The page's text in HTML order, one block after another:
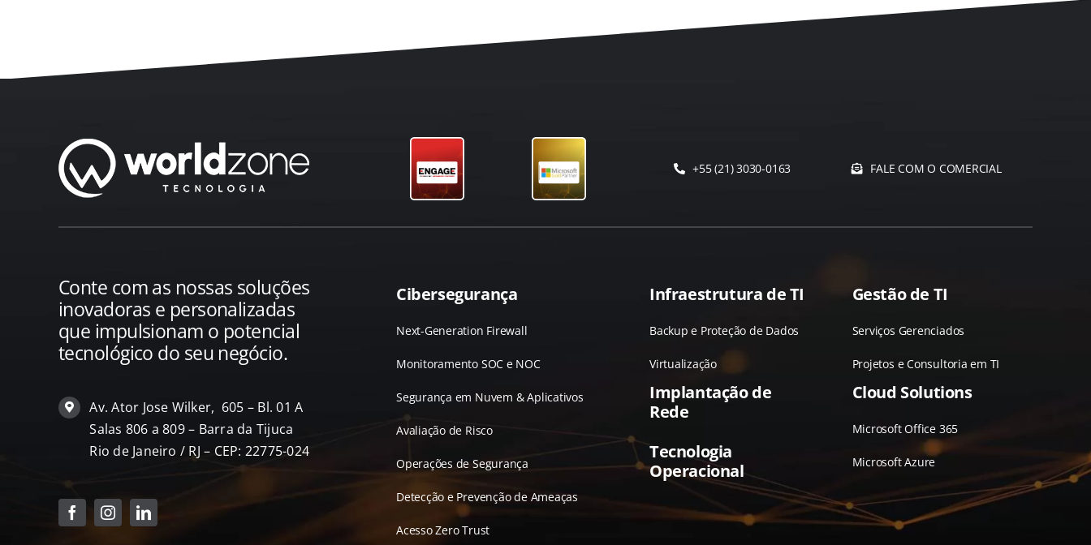
+55 (21) 3030-0163 FALE COM O COMERCIAL
Conte com as nossas soluções
inovadoras e personalizadas
que impulsionam o potencial
tecnológico do seu negócio.
Av. Ator Jose Wilker, 605 – Bl. 01 A
Salas 806 a 809 – Barra da Tijuca
Rio de Janeiro / RJ – CEP: 22775-024
Cibersegurança
Next-Generation Firewall
Monitoramento SOC e NOC
Segurança em Nuvem & Aplicativos
Avaliação de Risco
Operações de Segurança
Detecção e Prevenção de Ameaças
Acesso Zero Trust
Infraestrutura de TI
Backup e Proteção de Dados
Virtualização
Implantação de
Rede
Tecnologia
Operacional
Gestão de TI
Serviços Gerenciados
Projetos e Consultoria em TI
Cloud Solutions
Microsoft Office 365
Microsoft Azure